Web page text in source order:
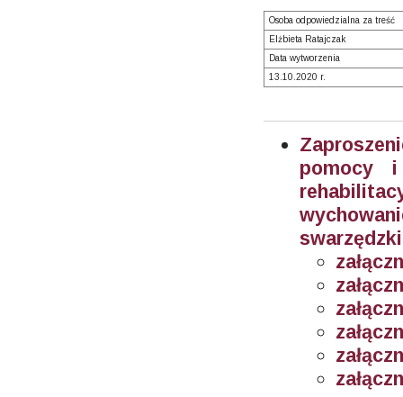
Osoba odpowiedzialna za treść
Elżbieta Ratajczak
Data wytworzenia
13.10.2020 r.
pomocy i